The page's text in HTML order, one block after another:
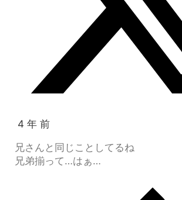
4 年 前
兄さんと同じことしてるね
兄弟揃って…はぁ…